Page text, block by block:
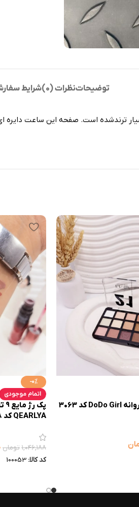
توضیحاتنظرات (0) شرایط
ترندشده است. صفحه این ساعت
-0%
اتمام موجودی
QEARLYA کد 7198
۱,۰۴۶,۱۸۸ تومان
کد کالا: 100053